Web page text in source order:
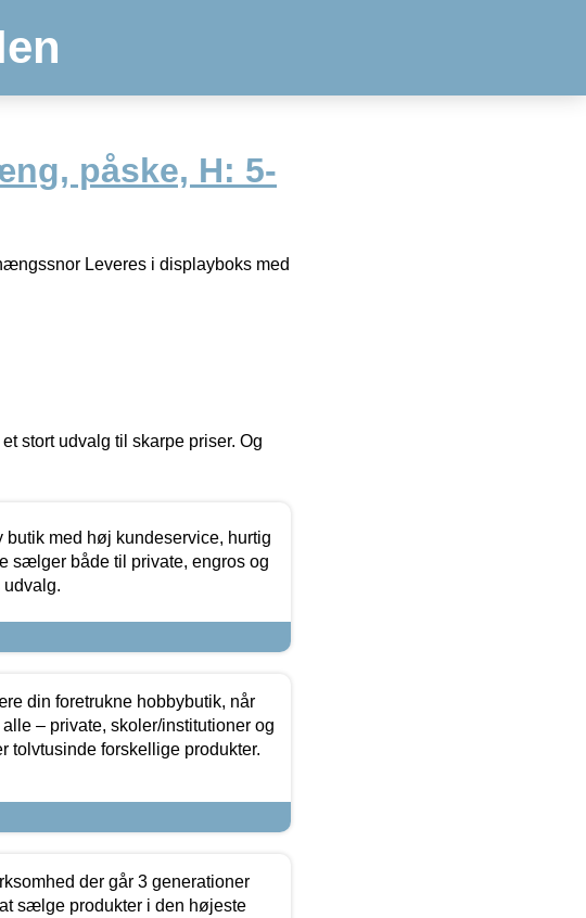
påske, H: 5-
Leveres i displayboks med
stort udvalg til skarpe priser. Og
butik med høj kundeservice, hurtig
sælger både til private, engros og
udvalg.
din foretrukne hobbybutik, når
– private, skoler/institutioner og
tolvtusinde forskellige produkter.
der går 3 generationer
sælge produkter i den højeste